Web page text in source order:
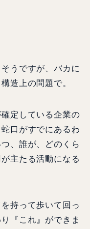
うですが、バカに
造上の問題で。
定している企業の
口がすでにあるわ
、誰が、どのくら
主たる活動になる
持って歩いて回っ
『これ』ができま